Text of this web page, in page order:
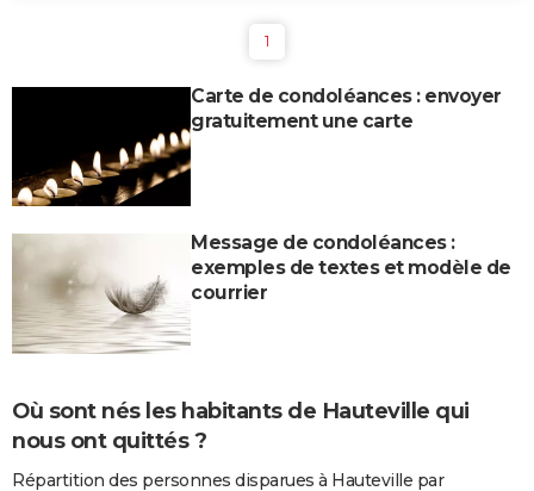
1
Carte de condoléances : envoyer
gratuitement une carte
Message de condoléances :
exemples de textes et modèle de
courrier
Où sont nés les habitants de Hauteville qui
nous ont quittés ?
Répartition des personnes disparues à Hauteville par